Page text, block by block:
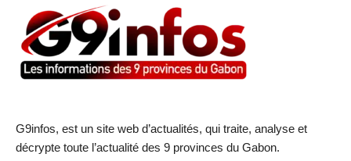
G9infos, est un site web d’actualités, qui traite, analyse et
décrypte toute l’actualité des 9 provinces du Gabon.